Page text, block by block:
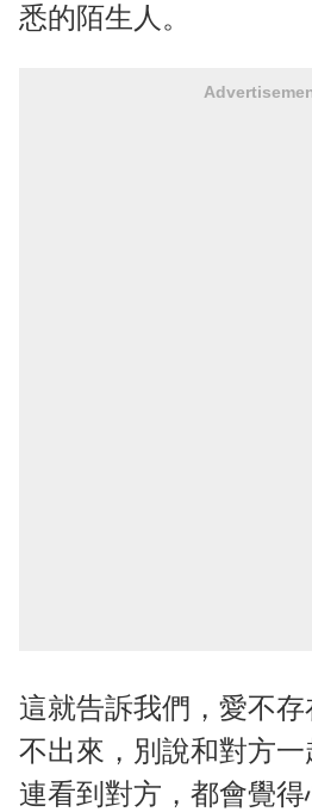
悉的陌生人。
這就告訴我們，愛不
不出來，別說和對方
連看到對方，都會覺得